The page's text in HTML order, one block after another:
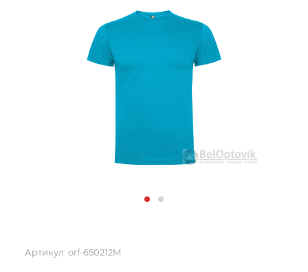
Артикул: orf-650212M